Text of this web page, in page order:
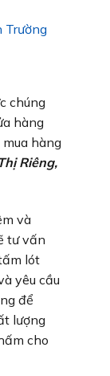
Trường
chúng
hàng
hàng
Riêng,
và
tư vấn
lót
yêu cầu
để
lượng
cho